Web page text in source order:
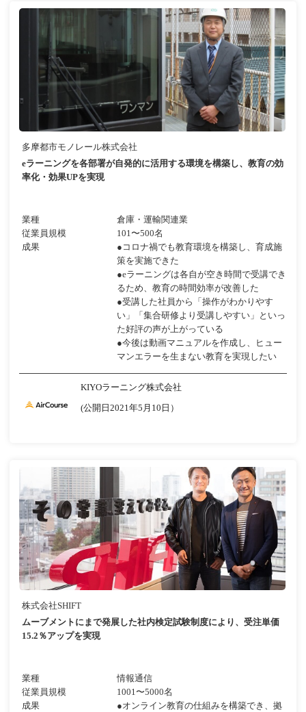
多摩都市モノレール株式会社
eラーニングを各部署が自発的に活用する環境を構築し、教育の効
率化・効果UPを実現
業種
倉庫・運輸関連業
従業員規模
101〜500名
成果
●コロナ禍でも教育環境を構築し、育成施
策を実施できた
●eラーニングは各自が空き時間で受講でき
るため、教育の時間効率が改善した
●受講した社員から「操作がわかりやす
い」「集合研修より受講しやすい」といっ
た好評の声が上がっている
●今後は動画マニュアルを作成し、ヒュー
マンエラーを生まない教育を実現したい
KIYOラーニング株式会社
(公開日2021年5月10日）
株式会社SHIFT
ムーブメントにまで発展した社内検定試験制度により、受注単価
15.2％アップを実現
業種
情報通信
従業員規模
1001〜5000名
成果
●オンライン教育の仕組みを構築でき、拠